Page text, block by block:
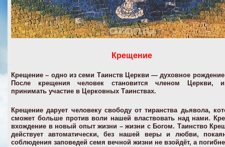
Крещение
Крещение – одно из семи Таинств Церкви — духовное
После крещения человек становится членом Церкви,
принимать участие в Церковных Таинствах.
Крещение дарует человеку свободу от тиранства дьявола,
сможет больше против воли нашей властвовать над нами.
вхождение в новый опыт жизни – жизни с Богом. Таинство
действует автоматически, без нашей веры и любви,
соблюдения заповедей семя вечной жизни не взойдёт, а